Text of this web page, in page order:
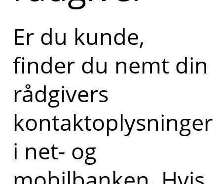
Er du kunde,
finder du nemt din
rådgivers
kontaktoplysninger
i net- og